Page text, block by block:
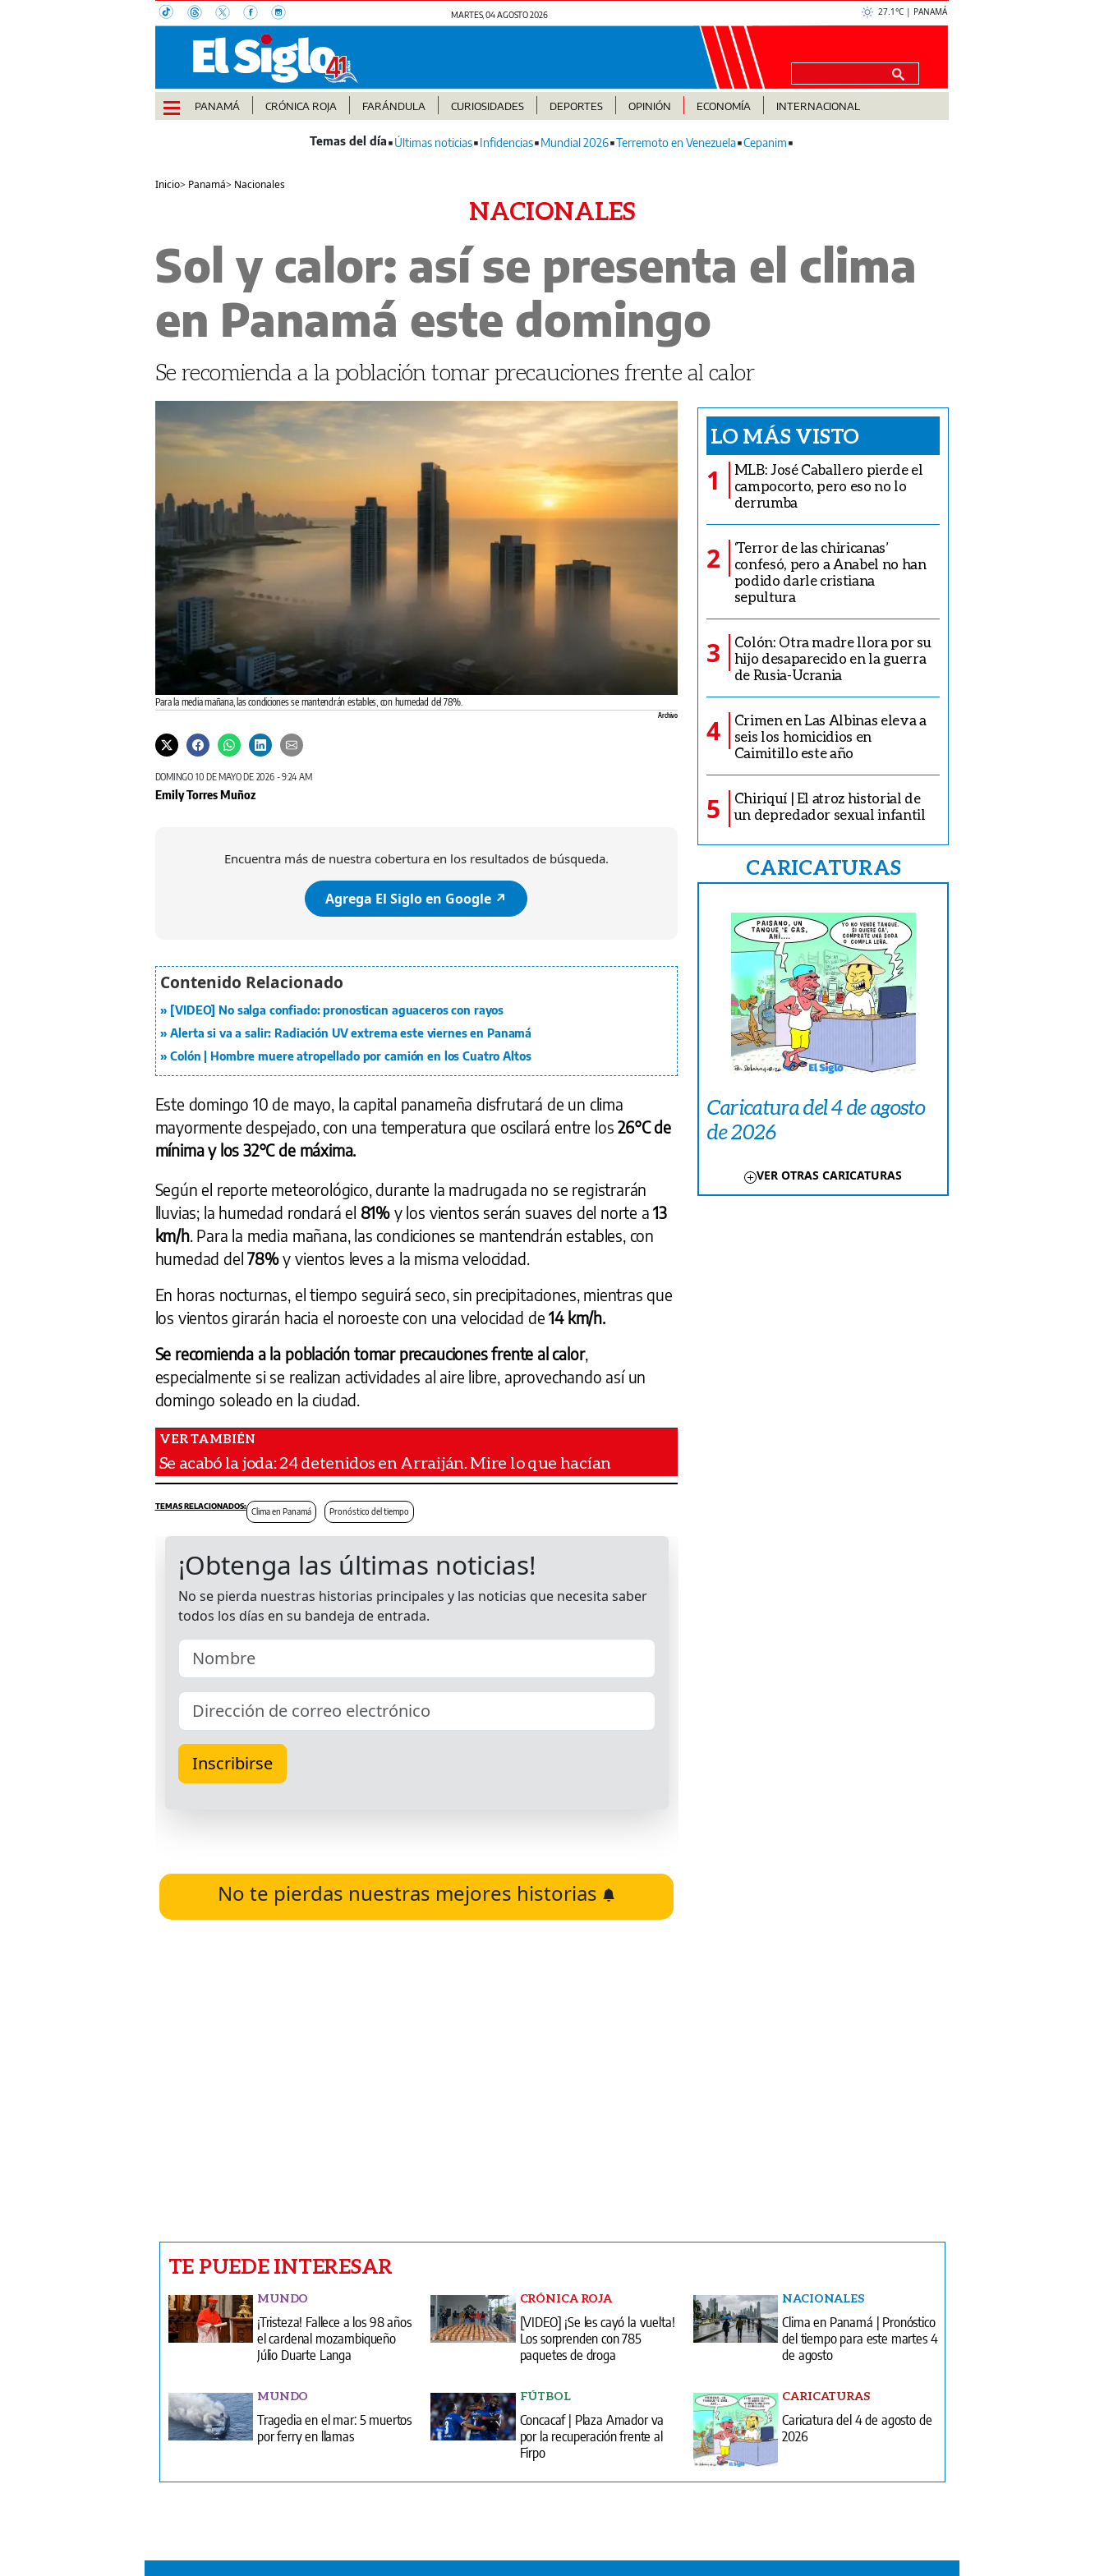
MARTES, 04 AGOSTO 2026 27.1°C | PANAMÁ
PANAMÁ CRÓNICA ROJA FARÁNDULA CURIOSIDADES DEPORTES OPINIÓN ECONOMÍA INTERNACIONAL
Últimas noticias Infidencias Mundial 2026 Terremoto en Venezuela Cepanim
Inicio> Panamá> Nacionales
NACIONALES
Sol y calor: así se presenta el clima
en Panamá este domingo
Se recomienda a la población tomar precauciones frente al calor
Para la media mañana, las condiciones se mantendrán estables, con humedad del 78%.
Archivo
DOMINGO 10 DE MAYO DE 2026 - 9:24 AM
Emily Torres Muñoz
Encuentra más de nuestra cobertura en los resultados de búsqueda.
Agrega El Siglo en Google ↗️
[VIDEO] No salga confiado: pronostican aguaceros con rayos
Alerta si va a salir: Radiación UV extrema este viernes en Panamá
Colón | Hombre muere atropellado por camión en los Cuatro Altos
Este domingo 10 de mayo, la capital panameña disfrutará de un clima
mayormente despejado, con una temperatura que oscilará entre los26°C de
mínima y los 32°C de máxima.
Según el reporte meteorológico, durante la madrugada no se registrarán
lluvias; la humedad rondará el 81% y los vientos serán suaves del norte a 13
km/h. Para la media mañana, las condiciones se mantendrán estables, con
humedad del78%y vientos leves a la misma velocidad.
En horas nocturnas, el tiempo seguirá seco, sin precipitaciones, mientras que
los vientos girarán hacia el noroeste con una velocidad de14 km/h.
Se recomienda a la población tomar precauciones frente al calor,
especialmente si se realizan actividades al aire libre, aprovechando así un
domingo soleado en la ciudad.
Se acabó la joda: 24 detenidos en Arraiján. Mire lo que hacían
Clima en Panamá ​Pronóstico del tiempo
No te pierdas nuestras mejores historias
LO MÁS VISTO
1
MLB: José Caballero pierde el
campocorto, pero eso no lo
derrumba
2
‘Terror de las chiricanas’
confesó, pero a Anabel no han
podido darle cristiana
sepultura
3
Colón: Otra madre llora por su
hijo desaparecido en la guerra
de Rusia-Ucrania
4
Crimen en Las Albinas eleva a
seis los homicidios en
Caimitillo este año
5
Chiriquí | El atroz historial de
un depredador sexual infantil
CARICATURAS
Caricatura del 4 de agosto
de 2026
VER OTRAS CARICATURAS
TE PUEDE INTERESAR
MUNDO
¡Tristeza! Fallece a los 98 años
el cardenal mozambiqueño
Júlio Duarte Langa
CRÓNICA ROJA
[VIDEO] ¡Se les cayó la vuelta!
Los sorprenden con 785
paquetes de droga
NACIONALES
Clima en Panamá | Pronóstico
del tiempo para este martes 4
de agosto
MUNDO
Tragedia en el mar: 5 muertos
por ferry en llamas
FÚTBOL
Concacaf | Plaza Amador va
por la recuperación frente al
Firpo
CARICATURAS
Caricatura del 4 de agosto de
2026